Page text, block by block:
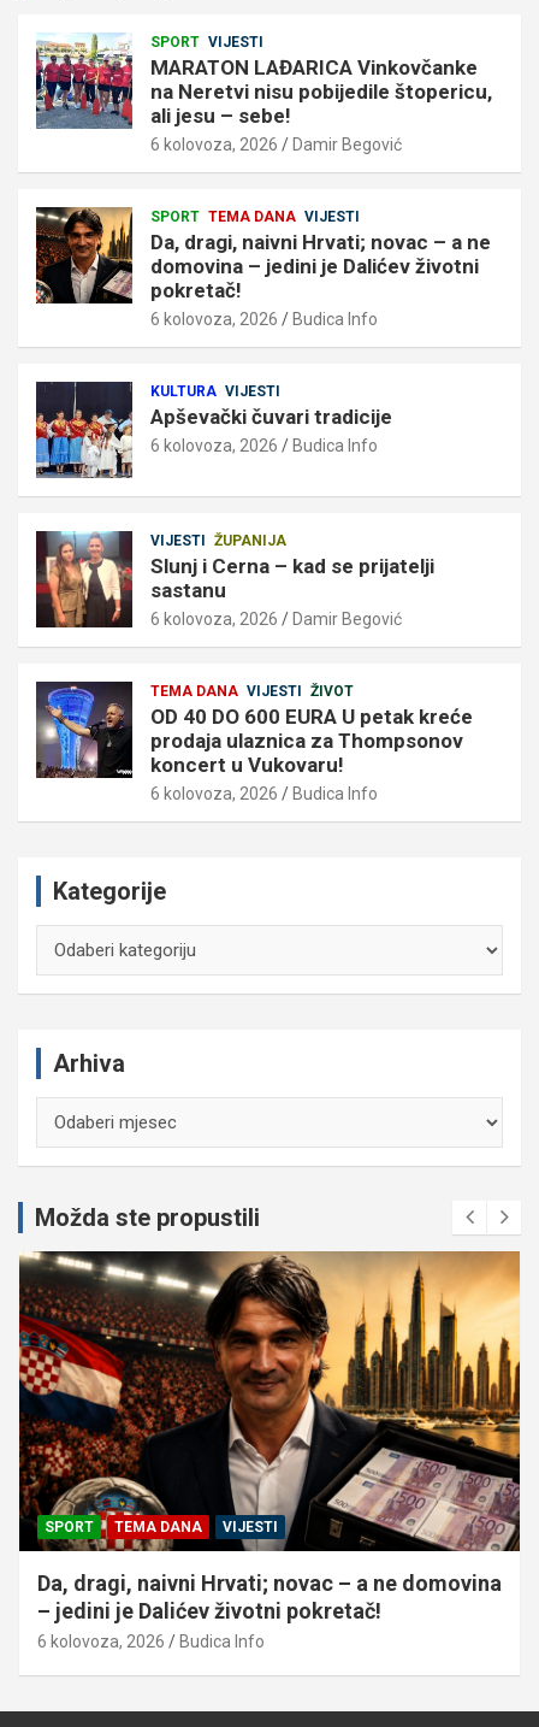
SPORT VIJESTI
MARATON LAĐARICA Vinkovčanke
na Neretvi nisu pobijedile štopericu,
ali jesu – sebe!
6 kolovoza, 2026 Damir Begović
SPORT TEMA DANA VIJESTI
Da, dragi, naivni Hrvati; novac – a ne
domovina – jedini je Dalićev životni
pokretač!
6 kolovoza, 2026 Budica Info
KULTURA VIJESTI
Apševački čuvari tradicije
6 kolovoza, 2026 Budica Info
VIJESTI ŽUPANIJA
Slunj i Cerna – kad se prijatelji
sastanu
6 kolovoza, 2026 Damir Begović
TEMA DANA VIJESTI ŽIVOT
OD 40 DO 600 EURA U petak kreće
prodaja ulaznica za Thompsonov
koncert u Vukovaru!
6 kolovoza, 2026 Budica Info
Kategorije
Arhiva
Možda ste propustili
SPORT TEMA DANA VIJESTI
Da, dragi, naivni Hrvati; novac – a ne domovina
– jedini je Dalićev životni pokretač!
6 kolovoza, 2026 Budica Info